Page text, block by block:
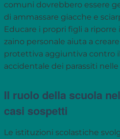
comuni dovrebbero essere
di ammassare giacche e
Educare i propri figli a riporre
zaino personale aiuta a
protettiva aggiuntiva contro
accidentale dei parassiti
Il ruolo della scuola
casi sospetti
Le istituzioni scolastiche